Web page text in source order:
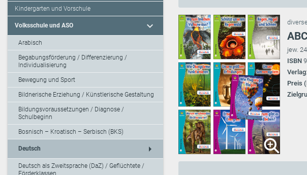
Kindergarten und Vorschule
Volksschule und ASO expand_more
Arabisch
Begabungsförderung / Differenzierung /
Individualisierung
Bewegung und Sport
Bildnerische Erziehung / Künstlerische Gestaltung
Bildungsvoraussetzungen / Diagnose /
Schulbeginn
Bosnisch – Kroatisch – Serbisch (BKS)
Deutsch arrow_right
Deutsch als Zweitsprache (DaZ) / Geflüchtete /
Förderklassen
jew.
ISBN
Verlag
Preis